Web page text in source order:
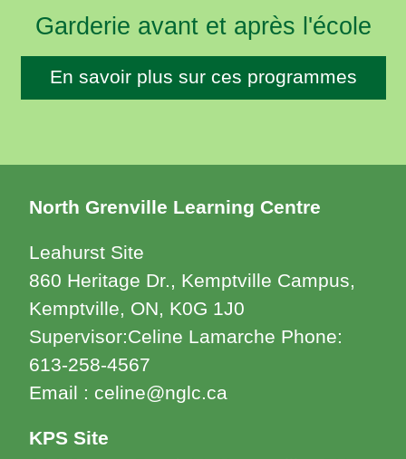
Garderie avant et après l'école
En savoir plus sur ces programmes
North Grenville Learning Centre
Leahurst Site
860 Heritage Dr., Kemptville Campus,
Kemptville, ON, K0G 1J0
Supervisor:Celine Lamarche Phone:
613-258-4567
Email : celine@nglc.ca
KPS Site